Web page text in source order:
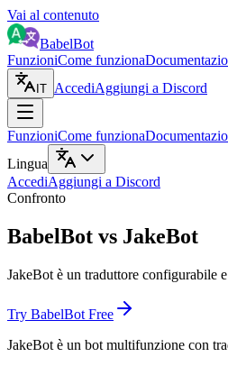
Vai al contenuto
BabelBot
FunzioniCome funziona
IT AccediAggiungi a Discord
FunzioniCome funziona
Lingua
AccediAggiungi a Discord
Confronto
BabelBot vs JakeBot
JakeBot è un traduttore configurabile
Try BabelBot Free
JakeBot è un bot multifunzione con